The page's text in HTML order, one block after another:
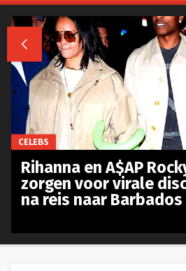

CELEBS
Rihanna en A$AP
zorgen voor virale
na reis naar Barbados